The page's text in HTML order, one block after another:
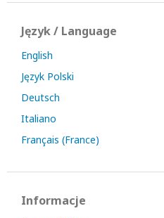
Język / Language
English
Język Polski
Deutsch
Italiano
Français (France)
Informacje